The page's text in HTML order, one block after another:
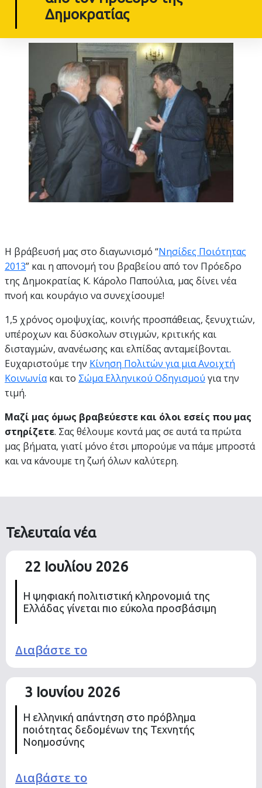
Δημοκρατίας
Η βράβευσή μας στο διαγωνισμό “Νησίδες Ποιότητας
2013” και η απονομή του βραβείου από τον Πρόεδρο
της Δημοκρατίας Κ. Κάρολο Παπούλια, μας δίνει νέα
πνοή και κουράγιο να συνεχίσουμε!
1,5 χρόνος ομοψυχίας, κοινής προσπάθειας, ξενυχτιών,
υπέροχων και δύσκολων στιγμών, κριτικής και
δισταγμών, ανανέωσης και ελπίδας ανταμείβονται.
Ευχαριστούμε την Κίνηση Πολιτών για μια Ανοιχτή
Κοινωνίακαι το Σώμα Ελληνικού Οδηγισμού για την
τιμή.
Μαζί μας όμως βραβεύεστε και όλοι εσείς που μας
στηρίζετε. Σας θέλουμε κοντά μας σε αυτά τα πρώτα
μας βήματα, γιατί μόνο έτσι μπορούμε να πάμε μπροστά
και να κάνουμε τη ζωή όλων καλύτερη.
Τελευταία νέα
22 Ιουλίου 2026
Η ψηφιακή πολιτιστική κληρονομιά της
Ελλάδας γίνεται πιο εύκολα προσβάσιμη
Διαβάστε το
3 Ιουνίου 2026
Η ελληνική απάντηση στο πρόβλημα
ποιότητας δεδομένων της Τεχνητής
Νοημοσύνης
Διαβάστε το